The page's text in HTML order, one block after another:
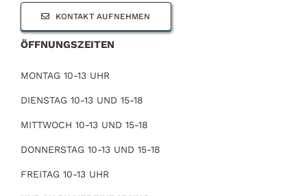
KONTAKT AUFNEHMEN
ÖFFNUNGSZEITEN
MONTAG 10-13 UHR
DIENSTAG 10-13 UND 15-18
MITTWOCH 10-13 UND 15-18
DONNERSTAG 10-13 UND 15-18
FREITAG 10-13 UHR